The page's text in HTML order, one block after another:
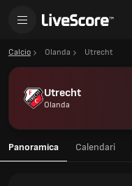
Calcio Olanda Utrecht
Utrecht
Olanda
Panoramica Calendari